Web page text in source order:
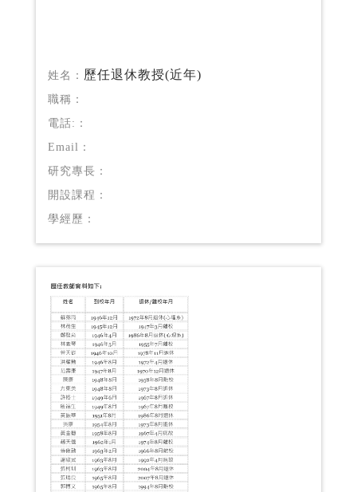
姓名： 歷任退休教授(近年)
職稱：
電話:：
Email：
研究專長：
開設課程：
學經歷：